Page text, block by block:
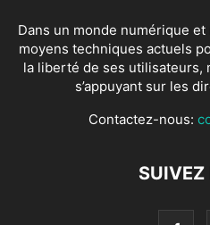
Dans un monde numérique
moyens techniques actuels
la liberté de ses utilisateurs,
s’appuyant sur les
Contactez-nous:
SUIVEZ